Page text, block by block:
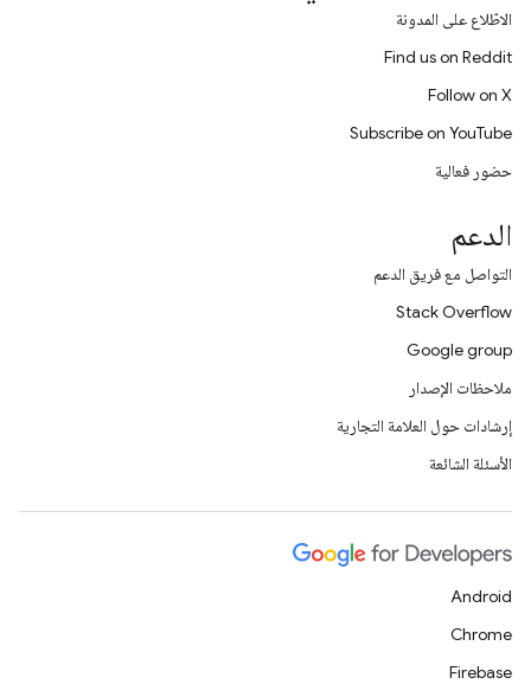
الاطّلاع على المدونة
Find us on Reddit
Follow on X
Subscribe on YouTube
حضور فعالية
الدعم
التواصل مع فريق الدعم
Stack Overflow
Google group
ملاحظات الإصدار
إرشادات حول العلامة التجارية
الأسئلة الشائعة
Android
Chrome
Firebase